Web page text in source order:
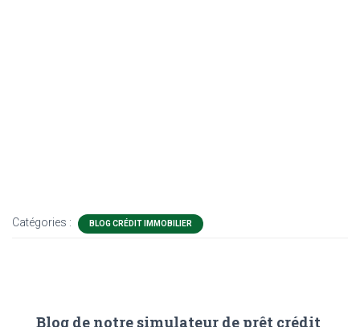
Catégories : BLOG CRÉDIT IMMOBILIER
Blog de notre simulateur de prêt crédit